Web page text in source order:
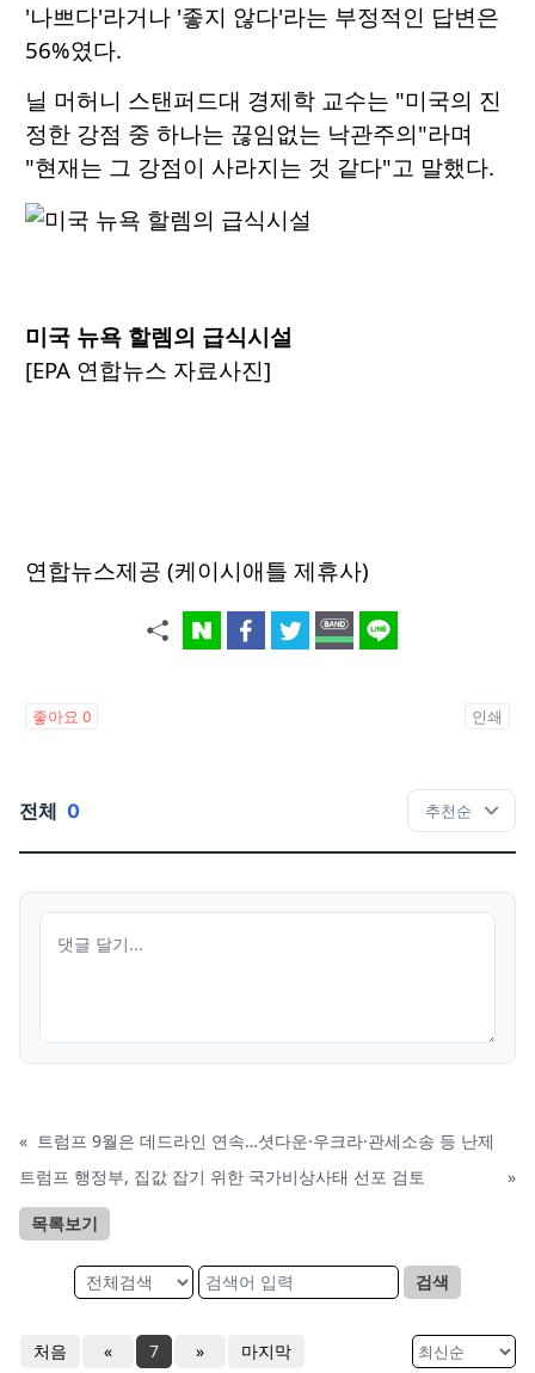
'나쁘다'라거나 '좋지 않다'라는 부정적인 답변은
56%였다.
닐 머허니 스탠퍼드대 경제학 교수는 "미국의 진
정한 강점 중 하나는 끊임없는 낙관주의"라며
"현재는 그 강점이 사라지는 것 같다"고 말했다.
미국 뉴욕 할렘의 급식시설
[EPA 연합뉴스 자료사진]
연합뉴스제공 (케이시애틀 제휴사)
좋아요 0 인쇄
전체 0
« 트럼프 9월은 데드라인 연속…셧다운·우크라·관세소송 등 난제
트럼프 행정부, 집값 잡기 위한 국가비상사태 선포 검토
»
목록보기
검색
처음 « 7 » 마지막